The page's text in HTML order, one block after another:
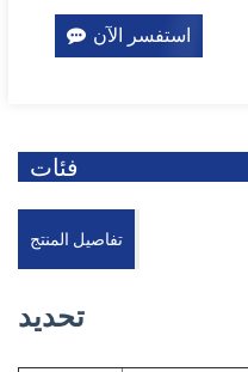
استفسر الآن
فئات
تفاصيل المنتج
تحديد